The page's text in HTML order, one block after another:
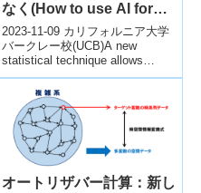
なく(How to use AI for
discovery — without
leading science astray)
2023-11-09 カリフォルニア大学
バークレー校(UCB)A new
statistical technique allows
researchers to...
オートリザバー計算：新し